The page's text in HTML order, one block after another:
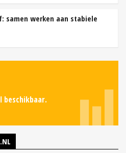
samen werken aan stabiele
beschikbaar.